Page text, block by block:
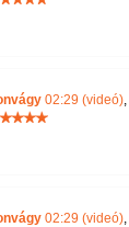
02:29 (videó),
02:29 (videó),